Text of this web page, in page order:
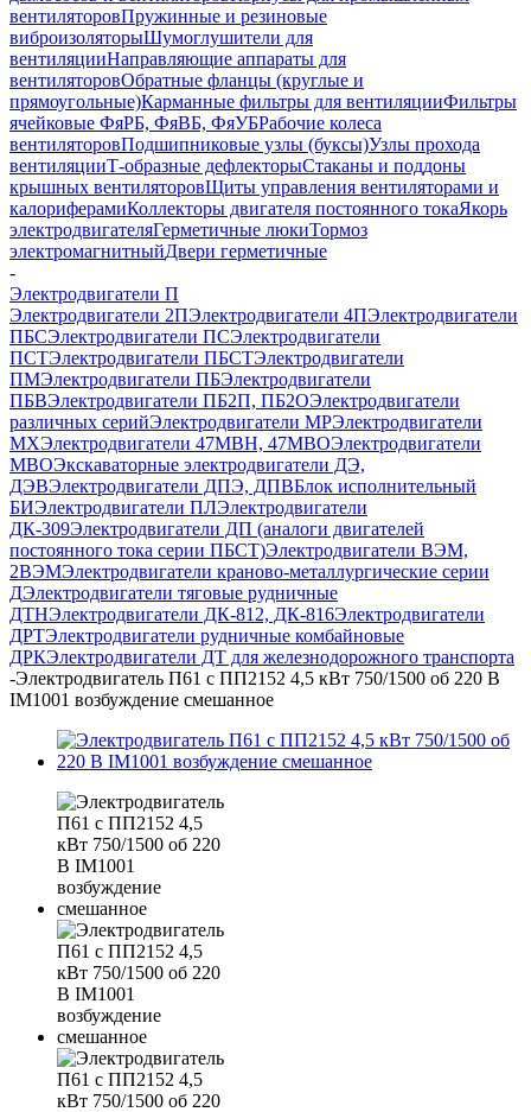
вентиляторовПружинные и резиновые
виброизоляторыШумоглушители для
вентиляцииНаправляющие аппараты для
вентиляторовОбратные фланцы (круглые и
прямоугольные)Карманные фильтры для вентиляцииФильтры
ячейковые ФяРБ, ФяВБ, ФяУБРабочие колеса
вентиляторовПодшипниковые узлы (буксы)Узлы прохода
вентиляцииТ-образные дефлекторыСтаканы и поддоны
крышных вентиляторовЩиты управления вентиляторами и
калориферамиКоллекторы двигателя постоянного токаЯкорь
электродвигателяГерметичные люкиТормоз
электромагнитныйДвери герметичные
-
Электродвигатели П
Электродвигатели 2ПЭлектродвигатели 4ПЭлектродвигатели
ПБСЭлектродвигатели ПСЭлектродвигатели
ПСТЭлектродвигатели ПБСТЭлектродвигатели
ПМЭлектродвигатели ПБЭлектродвигатели
ПБВЭлектродвигатели ПБ2П, ПБ2ОЭлектродвигатели
различных серийЭлектродвигатели МРЭлектродвигатели
MXЭлектродвигатели 47MBH, 47МВОЭлектродвигатели
MBOЭкскаваторные электродвигатели ДЭ,
ДЭВЭлектродвигатели ДПЭ, ДПВБлок исполнительный
БИЭлектродвигатели ПЛЭлектродвигатели
ДК-309Электродвигатели ДП (аналоги двигателей
постоянного тока серии ПБСТ)Электродвигатели ВЭМ,
2ВЭМЭлектродвигатели краново-металлургические серии
ДЭлектродвигатели тяговые рудничные
ДТНЭлектродвигатели ДК-812, ДК-816Электродвигатели
ДРТЭлектродвигатели рудничные комбайновые
ДРКЭлектродвигатели ДТ для железнодорожного транспорта
-Электродвигатель П61 с ПП2152 4,5 кВт 750/1500 об 220 В
IM1001 возбуждение смешанное